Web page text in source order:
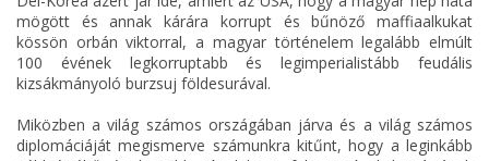
mögött és annak kárára korrupt és bűnöző maffiaalkukat
kössön orbán viktorral, a magyar történelem legalább elmúlt
100 évének legkorruptabb és legimperialistább feudális
kizsákmányoló burzsuj földesurával.
Miközben a világ számos országában járva és a világ számos
diplomáciáját megismerve számunkra kitűnt, hogy a leginkább